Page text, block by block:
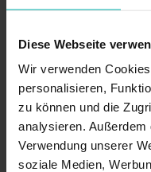
Diese Webseite
Wir verwenden
personalisieren,
zu können und die
analysieren.
Verwendung unserer
soziale Medien,
16
Kim Van